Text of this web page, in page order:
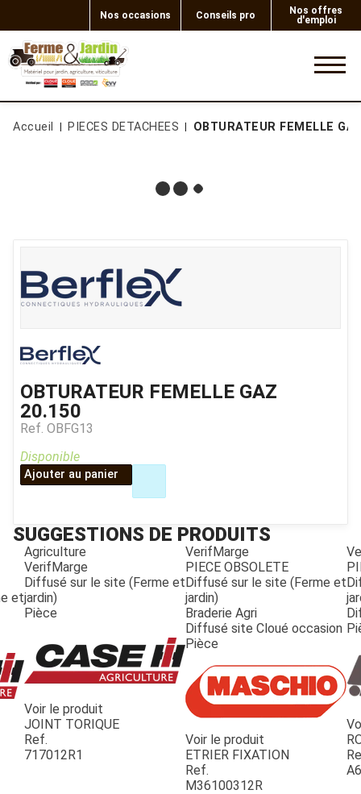
Nos occasions Conseils pro
Nos offres
d'emploi
JOUET
ESPACES VERTS
Accueil PIECES DETACHEES OBTURATEUR FEMELLE
OBTURATEUR FEMELLE GAZ
20.150
Ref. OBFG13
Disponible
Ajouter au panier
SUGGESTIONS DE PRODUITS
et
Agriculture
VerifMarge
Diffusé sur le site (Ferme et
jardin)
Pièce
Voir le produit
JOINT TORIQUE
Ref.
717012R1
VerifMarge
PIECE OBSOLETE
Diffusé sur le site (Ferme et
jardin)
Braderie Agri
Diffusé site Cloué occasion
Pièce
Voir le produit
ETRIER FIXATION
Ref.
M36100312R